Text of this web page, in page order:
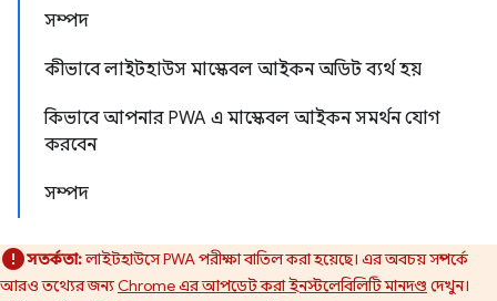
সম্পদ
কীভাবে লাইটহাউস মাস্কেবল আইকন অডিট ব্যর্থ হয়
কিভাবে আপনার PWA এ মাস্কেবল আইকন সমর্থন যোগ
করবেন
সম্পদ
সতর্কতা:লাইটহাউসে PWA পরীক্ষা বাতিল করা হয়েছে। এর অবচয় সম্পর্কে
আরও তথ্যের জন্যChrome এর আপডেট করা ইনস্টলেবিলিটি মানদণ্ড দেখুন।